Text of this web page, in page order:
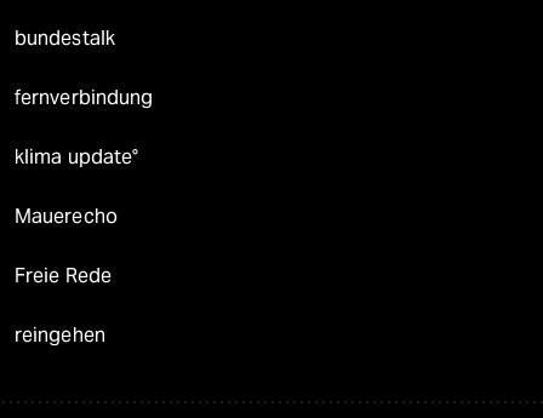
bundestalk
fernverbindung
klima update°
Mauerecho
Freie Rede
reingehen